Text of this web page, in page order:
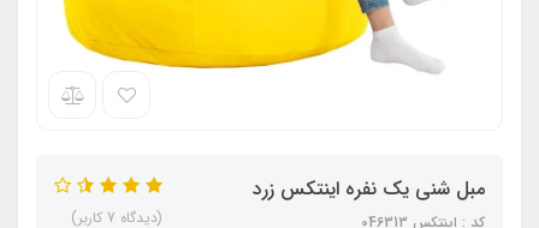
مبل شنی یک نفره اینتکس زرد
کد : اینتکس 04۶313 (دیدگاه 7 کاربر)